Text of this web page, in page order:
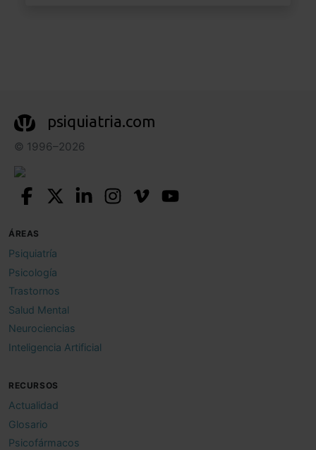
psiquiatria.com
© 1996–2026
ÁREAS
Psiquiatría
Psicología
Trastornos
Salud Mental
Neurociencias
Inteligencia Artificial
RECURSOS
Actualidad
Glosario
Psicofármacos